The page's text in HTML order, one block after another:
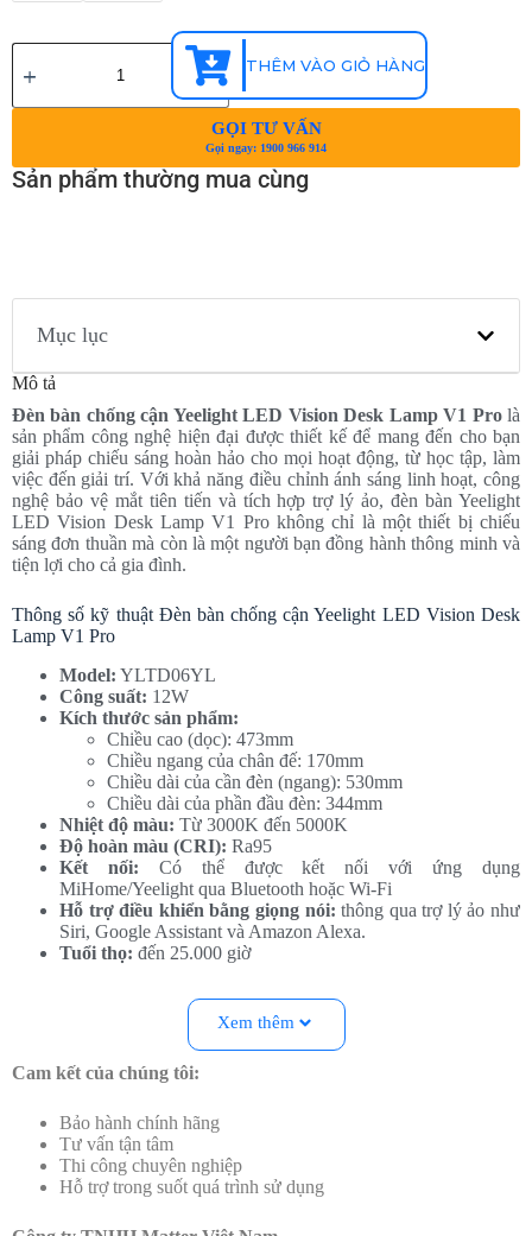
THÊM VÀO GIỎ HÀNG
GỌI TƯ VẤN
Gọi ngay: 1900 966 914
Sản phẩm thường mua cùng
Mục lục
Mô tả
Đèn bàn chống cận Yeelight LED Vision Desk Lamp V1 Prolà
sản phẩm công nghệ hiện đại được thiết kế để mang đến cho bạn
giải pháp chiếu sáng hoàn hảo cho mọi hoạt động, từ học tập, làm
việc đến giải trí. Với khả năng điều chỉnh ánh sáng linh hoạt, công
nghệ bảo vệ mắt tiên tiến và tích hợp trợ lý ảo, đèn bàn Yeelight
LED Vision Desk Lamp V1 Pro không chỉ là một thiết bị chiếu
sáng đơn thuần mà còn là một người bạn đồng hành thông minh và
tiện lợi cho cả gia đình.
Thông số kỹ thuật Đèn bàn chống cận Yeelight LED Vision Desk
Lamp V1 Pro
Model: YLTD06YL
Công suất: 12W
Kích thước sản phẩm:
Chiều cao (dọc): 473mm
Chiều ngang của chân đế: 170mm
Chiều dài của cần đèn (ngang): 530mm
Chiều dài của phần đầu đèn: 344mm
Nhiệt độ màu: Từ 3000K đến 5000K
Độ hoàn màu (CRI): Ra95
Kết nối: Có thể được kết nối với ứng dụng
MiHome/Yeelight qua Bluetooth hoặc Wi-Fi
Hỗ trợ điều khiển bằng giọng nói: thông qua trợ lý ảo như
Siri, Google Assistant và Amazon Alexa.
Tuổi thọ: đến 25.000 giờ
Đặc điểm nổi bật của Đèn bàn chống cận Yeelight LED Vision
Đèn bàn Yeelight LED Vision Desk Lamp V1 Pro là sự kết hợp
hoàn hảo giữa thiết kế hiện đại và công nghệ tiên tiến, mang đến
Công nghệ ánh sáng thông minh:
Chống ánh sáng xanh:Đèn bàn chống cận Yeelight LED
Xem thêm
Cam kết của chúng tôi:
Bảo hành chính hãng
Tư vấn tận tâm
Thi công chuyên nghiệp
Hỗ trợ trong suốt quá trình sử dụng